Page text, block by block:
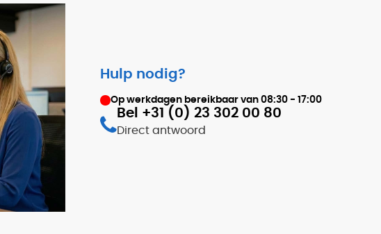
Hulp nodig?
Op werkdagen bereikbaar van 08:30 - 17:00
Bel +31 (0) 23 302 00 80
Direct antwoord